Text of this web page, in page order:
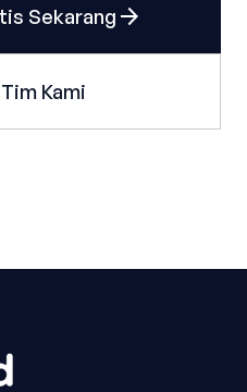
Sekarang arrow_forward
Kami